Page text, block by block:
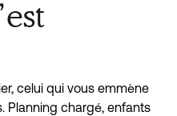
celui qui vous emmène
Planning chargé, enfants